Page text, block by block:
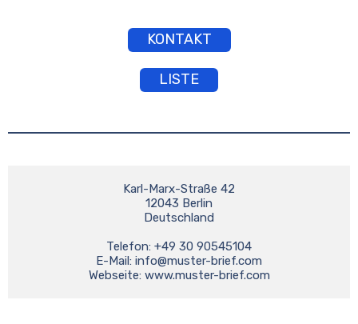
KONTAKT
LISTE
Karl-Marx-Straße 42
12043 Berlin
Deutschland
Telefon: +49 30 90545104
E-Mail: info@muster-brief.com